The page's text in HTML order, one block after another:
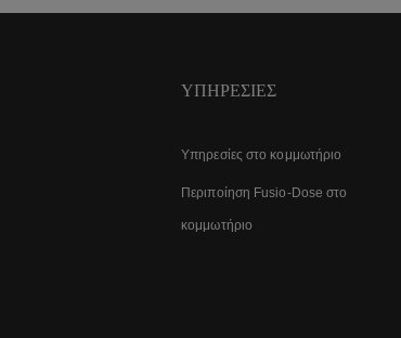
ΥΠΗΡΕΣΊΕΣ
Υπηρεσίες στο κομμωτήριο
Περιποίηση Fusio-Dose στο
κομμωτήριο